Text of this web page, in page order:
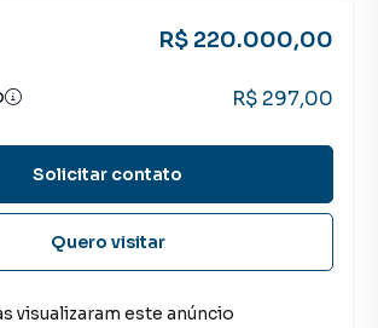
R$ 220.000,00
R$ 297,00
Solicitar contato
Quero visitar
visualizaram este anúncio